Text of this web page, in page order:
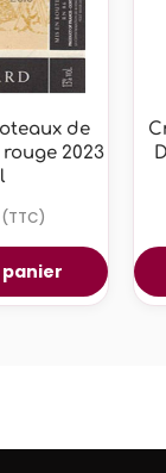
de
2023
(TTC)